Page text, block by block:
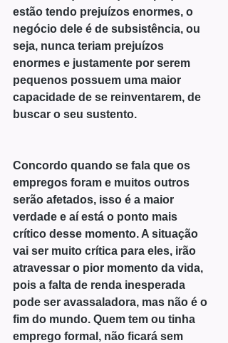
estão tendo prejuízos enormes, o
negócio dele é de subsistência, ou
seja, nunca teriam prejuízos
enormes e justamente por serem
pequenos possuem uma maior
capacidade de se reinventarem, de
buscar o seu sustento.
Concordo quando se fala que os
empregos foram e muitos outros
serão afetados, isso é a maior
verdade e aí está o ponto mais
crítico desse momento. A situação
vai ser muito crítica para eles, irão
atravessar o pior momento da vida,
pois a falta de renda inesperada
pode ser avassaladora, mas não é o
fim do mundo. Quem tem ou tinha
emprego formal, não ficará sem